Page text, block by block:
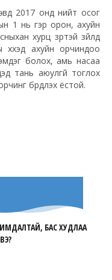
2017 онд нийт осог
1 нь гэр орон, ахуйн
хурц үзүүртэй зүйлд
ахуйн орчиндоо
болох, амь насаа
тань аюулгүй тоглох
бүрдүүлэх ёстой.
БАС ХУДЛАА